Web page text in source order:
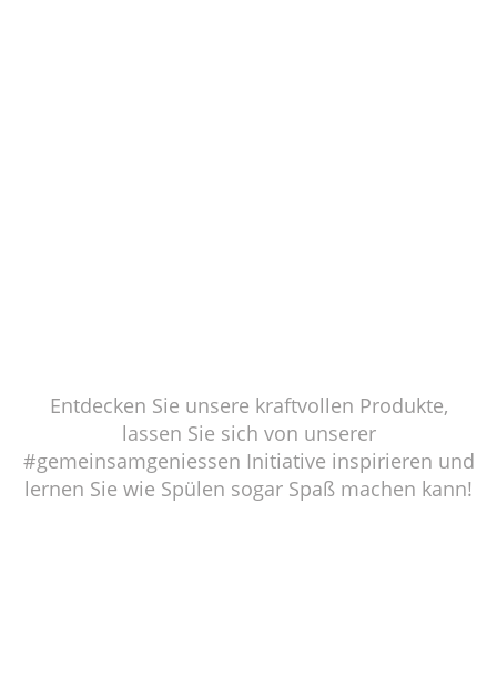
Entdecken Sie unsere kraftvollen Produkte,
lassen Sie sich von unserer
#gemeinsamgeniessen Initiative inspirieren und
lernen Sie wie Spülen sogar Spaß machen kann!